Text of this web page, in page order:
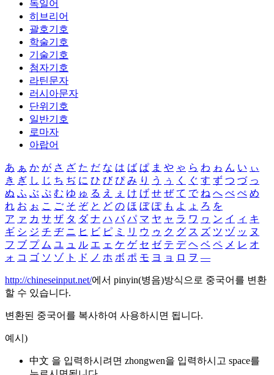
독일어
히브리어
괄호기호
학술기호
기술기호
첨자기호
라틴문자
러시아문자
단위기호
일반기호
로마자
아랍어
あ ぁ か が さ ざ た だ な は ば ぱ ま や ゃ ら わ ゎ ん い ぃ
き ぎ し じ ち ぢ に ひ び ぴ み り う ぅ く ぐ す ず つ づ っ
ぬ ふ ぶ ぷ む ゆ ゅ る え ぇ け げ せ ぜ て で ね へ べ ぺ め
れ お ぉ こ ご そ ぞ と ど の ほ ぼ ぽ も よ ょ ろ を
ア ァ カ サ ザ タ ダ ナ ハ バ パ マ ヤ ャ ラ ワ ヮ ン イ ィ キ
ギ シ ジ チ ヂ ニ ヒ ビ ピ ミ リ ウ ゥ ク グ ス ズ ツ ヅ ッ ヌ
フ ブ プ ム ユ ュ ル エ ェ ケ ゲ セ ゼ テ デ ヘ ベ ペ メ レ オ
ォ コ ゴ ソ ゾ ト ド ノ ホ ボ ポ モ ヨ ョ ロ ヲ ―
http://chineseinput.net/에서 pinyin(병음)방식으로 중국어를 변환
할 수 있습니다.
변환된 중국어를 복사하여 사용하시면 됩니다.
예시)
中文 을 입력하시려면 zhongwen을 입력하시고 space를